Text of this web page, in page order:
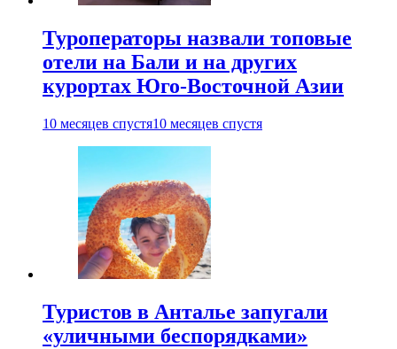
Туроператоры назвали топовые
отели на Бали и на других
курортах Юго-Восточной Азии
10 месяцев спустя10 месяцев спустя
Туристов в Анталье запугали
«уличными беспорядками»